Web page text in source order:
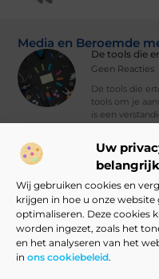
Uw
Wij gebruiken cookies en
krijgen in hoe u onze
optimaliseren. Deze cookies
worden ingezet, zoals het
en het analyseren van het
in ons cookiebeleid.
Media en Beroemde
De tools die
Geen Reacties
De tools die
tools om je
is een
Vind Ons Hier :
Beroemdheden Uit de
Contact Blog publiceren